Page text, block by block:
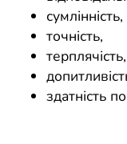
сумлінність,
точність,
терплячість,
здатність